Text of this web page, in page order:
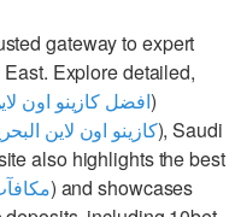
gateway to expert
Explore detailed,
افضل كازينو اون)
كازينو اون لاين), Saudi
also highlights the best
) and showcases